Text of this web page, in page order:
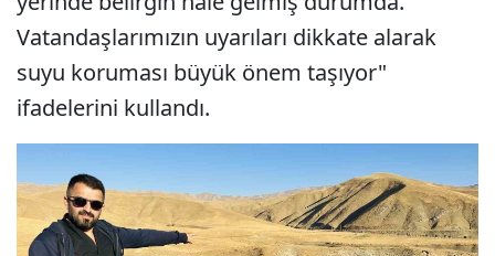
Vatandaşlarımızın uyarıları dikkate alarak
suyu koruması büyük önem taşıyor"
ifadelerini kullandı.